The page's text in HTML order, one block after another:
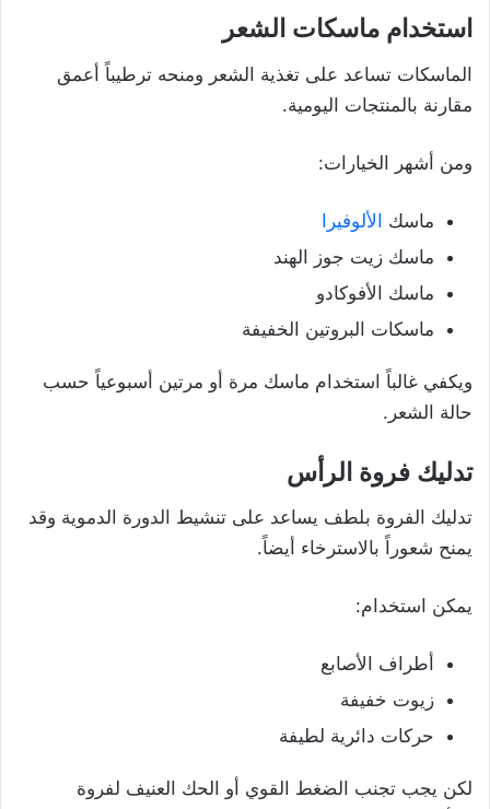
استخدام ماسكات الشعر
الماسكات تساعد على تغذية الشعر ومنحه ترطيباً أعمق
مقارنة بالمنتجات اليومية.
ومن أشهر الخيارات:
ماسك الألوفيرا
ماسك زيت جوز الهند
ماسك الأفوكادو
ماسكات البروتين الخفيفة
ويكفي غالباً استخدام ماسك مرة أو مرتين أسبوعياً حسب
حالة الشعر.
تدليك فروة الرأس
تدليك الفروة بلطف يساعد على تنشيط الدورة الدموية وقد
يمنح شعوراً بالاسترخاء أيضاً.
يمكن استخدام:
أطراف الأصابع
زيوت خفيفة
حركات دائرية لطيفة
لكن يجب تجنب الضغط القوي أو الحك العنيف لفروة